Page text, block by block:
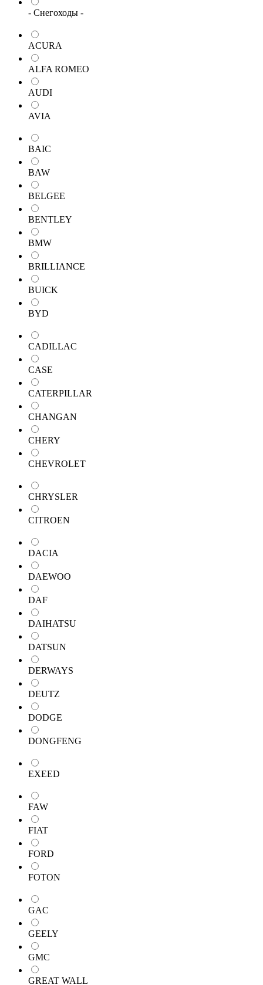
- Снегоходы -
ACURA
ALFA ROMEO
AUDI
AVIA
BAIC
BAW
BELGEE
BENTLEY
BMW
BRILLIANCE
BUICK
BYD
CADILLAC
CASE
CATERPILLAR
CHANGAN
CHERY
CHEVROLET
CHRYSLER
CITROEN
DACIA
DAEWOO
DAF
DAIHATSU
DATSUN
DERWAYS
DEUTZ
DODGE
DONGFENG
EXEED
FAW
FIAT
FORD
FOTON
GAC
GEELY
GMC
GREAT WALL